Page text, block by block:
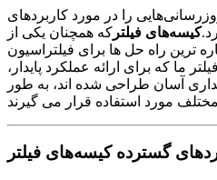
را در مورد کاربردهای
کیسه‌های فیلتر که همچنان یکی از
ترین راه حل ها برای فیلتراسیون
ما که برای ارائه عملکرد پایدار،
آسان طراحی شده اند، به طور
گسترده کیسه‌های فیلتر